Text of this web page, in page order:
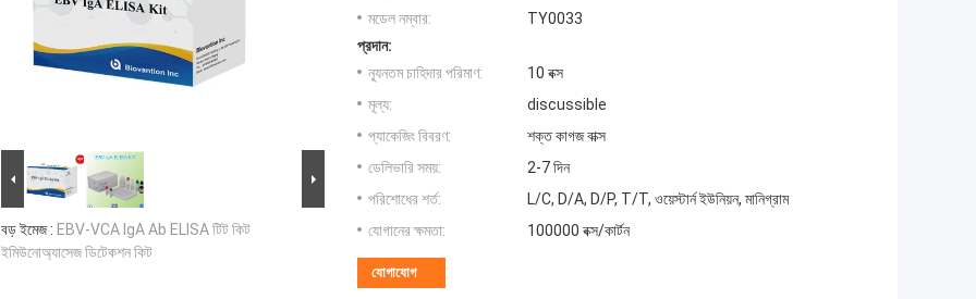
বড় ইমেজ : EBV-VCA IgA Ab ELISA টিট কিট
ইমিউনোঅ্যাসেজ ডিটেকশন কিট
মডেল নম্বার:
TY0033
প্রদান:
ন্যূনতম চাহিদার পরিমাণ:
10 বক্স
মূল্য:
discussible
প্যাকেজিং বিবরণ:
শক্ত কাগজ বাক্স
ডেলিভারি সময়:
2-7 দিন
পরিশোধের শর্ত:
L/C, D/A, D/P, T/T, ওয়েস্টার্ন ইউনিয়ন, মানিগ্রাম
যোগানের ক্ষমতা:
100000 বক্স/কার্টন
যোগাযোগ